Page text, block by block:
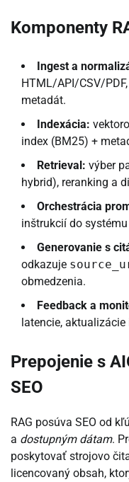
Komponenty
Ingest a
HTML/API/CSV/
metadát.
Indexácia:
index (BM25) +
Retrieval: výber
hybrid), reranking a
Orchestrácia
inštrukcií do
Generovanie s
odkazuje
obmedzenia.
Feedback a
latencie,
Prepojenie s
SEO
RAG posúva SEO od
a dostupným dátam.
poskytovať strojovo
licencovaný obsah,